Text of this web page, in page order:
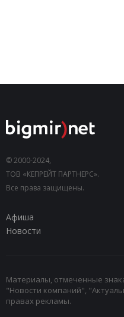
© 2000-2024,
ТОВ «КЕПРЕЙТ ПАРТНЕРС».
Все права защищены.
Афиша
Новости
Материалы, отмеченные
"Новости компаний",
правах рекламы.